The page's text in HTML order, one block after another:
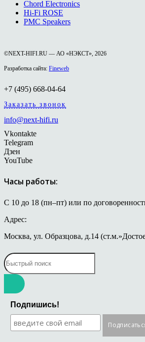
Chord Electronics
Hi-Fi ROSE
PMC Speakers
©NEXT-HIFI.RU — АО «НЭКСТ», 2026
Разработка сайта: Fineweb
+7 (495) 668-04-64
Заказать звонок
info@next-hifi.ru
Vkontakte
Telegram
Дзен
YouTube
Часы работы:
С 10 до 18 (пн–пт) или по
Адрес:
Москва, ул. Образцова, д.14
Подпишись!